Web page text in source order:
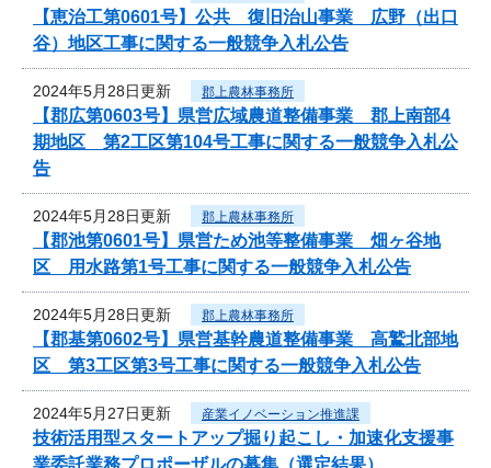
【恵治工第0601号】公共 復旧治山事業 広野（出口
谷）地区工事に関する一般競争入札公告
2024年5月28日更新 郡上農林事務所
【郡広第0603号】県営広域農道整備事業 郡上南部4
期地区 第2工区第104号工事に関する一般競争入札公
告
2024年5月28日更新 郡上農林事務所
【郡池第0601号】県営ため池等整備事業 畑ヶ谷地
区 用水路第1号工事に関する一般競争入札公告
2024年5月28日更新 郡上農林事務所
【郡基第0602号】県営基幹農道整備事業 高鷲北部地
区 第3工区第3号工事に関する一般競争入札公告
2024年5月27日更新 産業イノベーション推進課
技術活用型スタートアップ掘り起こし・加速化支援事
業委託業務プロポーザルの募集（選定結果）